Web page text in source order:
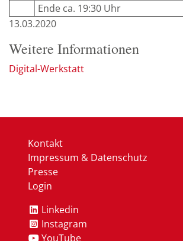
Ende ca. 19:30 Uhr
13.03.2020
Weitere Informationen
Digital-Werkstatt
Kontakt
Impressum & Datenschutz
Presse
Login
Linkedin
Instagram
YouTube